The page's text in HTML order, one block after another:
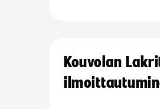
Kouvolan